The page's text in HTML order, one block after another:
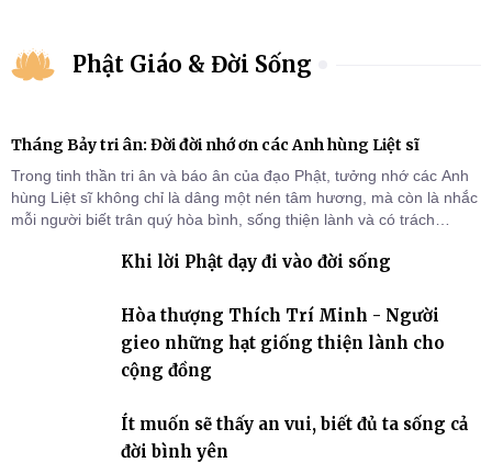
Phật Giáo & Đời Sống
Tháng Bảy tri ân: Đời đời nhớ ơn các Anh hùng Liệt sĩ
Trong tinh thần tri ân và báo ân của đạo Phật, tưởng nhớ các Anh
hùng Liệt sĩ không chỉ là dâng một nén tâm hương, mà còn là nhắc
mỗi người biết trân quý hòa bình, sống thiện lành và có trách
Khi lời Phật dạy đi vào đời sống
Hòa thượng Thích Trí Minh - Người
gieo những hạt giống thiện lành cho
cộng đồng
Ít muốn sẽ thấy an vui, biết đủ ta sống cả
đời bình yên